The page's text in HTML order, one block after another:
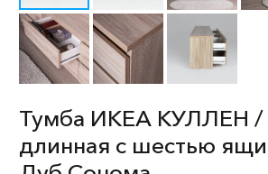
Тумба ИКЕА КУЛЛЕН
длинная с шестью